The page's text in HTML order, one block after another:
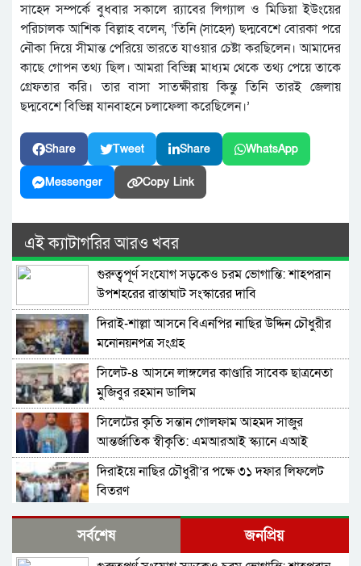
সাহেদ সম্পর্কে বুধবার সকালে র‌্যাবের লিগ্যাল ও মিডিয়া ইউংয়ের
পরিচালক আশিক বিল্লাহ বলেন, ‘তিনি (সাহেদ) ছদ্মবেশে বোরকা পরে
নৌকা দিয়ে সীমান্ত পেরিয়ে ভারতে যাওয়ার চেষ্টা করছিলেন। আমাদের
কাছে গোপন তথ্য ছিল। আমরা বিভিন্ন মাধ্যম থেকে তথ্য পেয়ে তাকে
গ্রেফতার করি। তার বাসা সাতক্ষীরায় কিন্তু তিনি তারই জেলায়
ছদ্মবেশে বিভিন্ন যানবাহনে চলাফেলা করেছিলেন।’
Share Tweet Share WhatsApp
Messenger Copy Link
এই ক্যাটাগরির আরও খবর
গুরুত্বপূর্ণ সংযোগ সড়কেও চরম ভোগান্তি: শাহপরান
উপশহরের রাস্তাঘাট সংস্কারের দাবি
দিরাই-শাল্লা আসনে বিএনপির নাছির উদ্দিন চৌধুরীর
মনোনয়নপত্র সংগ্রহ
সিলেট-৪ আসনে লাঙ্গলের কাণ্ডারি সাবেক ছাত্রনেতা
মুজিবুর রহমান ডালিম
সিলেটের কৃতি সন্তান গোলফাম আহমদ সাজুর
আন্তর্জাতিক স্বীকৃতি: এমআরআই স্ক্যানে এআই
প্রয়োগে পিএইচডি অর্জন
দিরাইয়ে নাছির চৌধুরী’র পক্ষে ৩১ দফার লিফলেট
বিতরণ
কোম্পানীগঞ্জে বিএনপির ‘রাষ্ট্র কাঠামো মেরামত’ ৩১
দফার লিফলেট বিতরণ ও গণসংযোগ
সর্বশেষ জনপ্রিয়